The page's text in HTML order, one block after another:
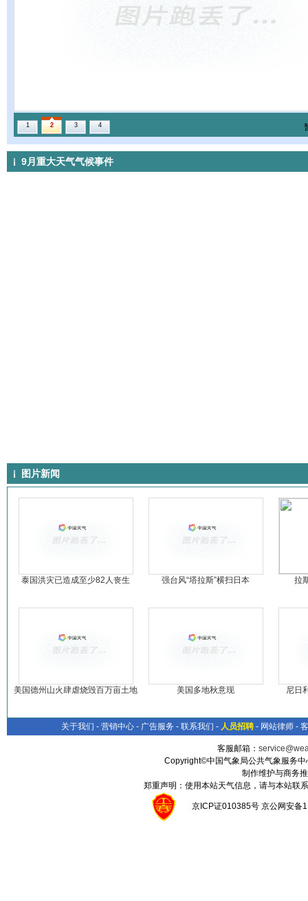
1 2 3 4
9月重大天气气候事件
图片新闻
泰国洪灾已造成至少82人丧生 强台风“塔拉斯”横扫日本 拉
美国德州山火肆虐烧毁百万亩土地 美国多地秋意现 尼日
关于我们 - 营销中心 - 广告服务 - 联系我们 - 人员招聘 - 网站律师 -
客服邮箱：
Copyright©中国气象局公共气象服务
制作维护与商务
郑重声明：使用本站天气信息，请与本站联
京ICP证010385号 京公网安备